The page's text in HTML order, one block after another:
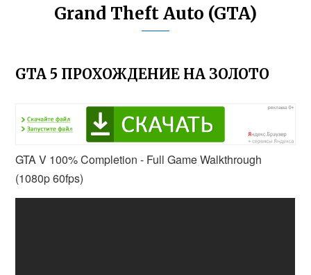
Grand Theft Auto (GTA)
GTA 5 ПРОХОЖДЕНИЕ НА ЗОЛОТО
GTA V 100% Completion - Full Game Walkthrough
(1080p 60fps)